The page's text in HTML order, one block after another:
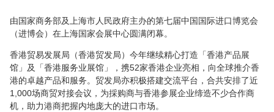
由国家商务部及上海市人民政府主办的第七届中国国际进口博览会
（进博会）在上海国家会展中心圆满闭幕。
香港贸易发展局（香港贸发局）今年继续精心打造「香港产品展
馆」及「香港服务业展馆」，携52家香港企业亮相，向全球推介香
港的卓越产品和服务。贸发局亦积极搭建交流平台，合共安排了近
1,000场商贸对接会议，为採购商与香港参展企业缔造不少合作商
机，助力港商把握内地庞大的进口市场。